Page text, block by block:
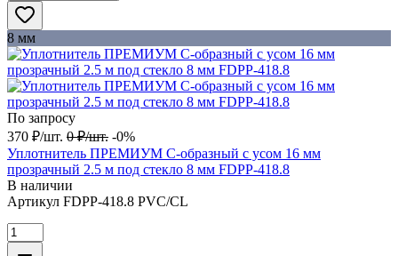
8 мм
По запросу
370 ₽/шт. 0 ₽/шт. -0%
Уплотнитель ПРЕМИУМ С-образный с усом 16 мм
прозрачный 2.5 м под стекло 8 мм FDPP-418.8
В наличии
Артикул FDPP-418.8 PVC/CL